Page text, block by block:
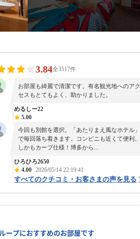
3.84全3517件
お部屋も綺麗で清潔です。有名観光地へのアク
セスもとてもよく、助かりました。
めるしー22
5.00
今回も別館を選択。「あたりまえ風なホテル」
で毎回落ち着きます。コンビニも近くて便利。
しかもカープ仕様！博多から...
ひろひろ2650
4.00 2026/05/14 22:19:41
すべてのクチコミ・お客さまの声を見る
ープにおすすめのお部屋です